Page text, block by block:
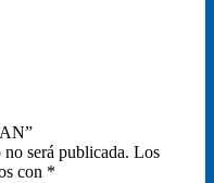
será publicada. Los
con *